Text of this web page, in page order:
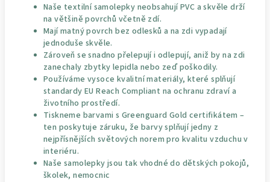
Naše textilní samolepky neobsahují PVC a skvěle drží
na většině povrchů včetně zdí.
Mají matný povrch bez odlesků a na zdi vypadají
jednoduše skvěle.
Zároveň se snadno přelepují i odlepují, aniž by na zdi
zanechaly zbytky lepidla nebo zeď poškodily.
Používáme vysoce kvalitní materiály, které splňují
standardy EU Reach Compliant na ochranu zdraví a
životního prostředí.
Tiskneme barvami s Greenguard Gold certifikátem –
ten poskytuje záruku, že barvy splňují jedny z
nejpřísnějších světových norem pro kvalitu vzduchu v
interiéru.
Naše samolepky jsou tak vhodné do dětských pokojů,
školek, nemocnic